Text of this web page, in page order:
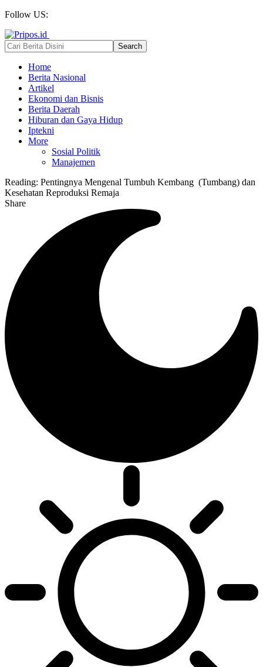
Follow US:
Home
Berita Nasional
Artikel
Ekonomi dan Bisnis
Berita Daerah
Hiburan dan Gaya Hidup
Iptekni
More
Sosial Politik
Manajemen
Reading: Pentingnya Mengenal Tumbuh Kembang (Tumbang) dan
Kesehatan Reproduksi Remaja
Share